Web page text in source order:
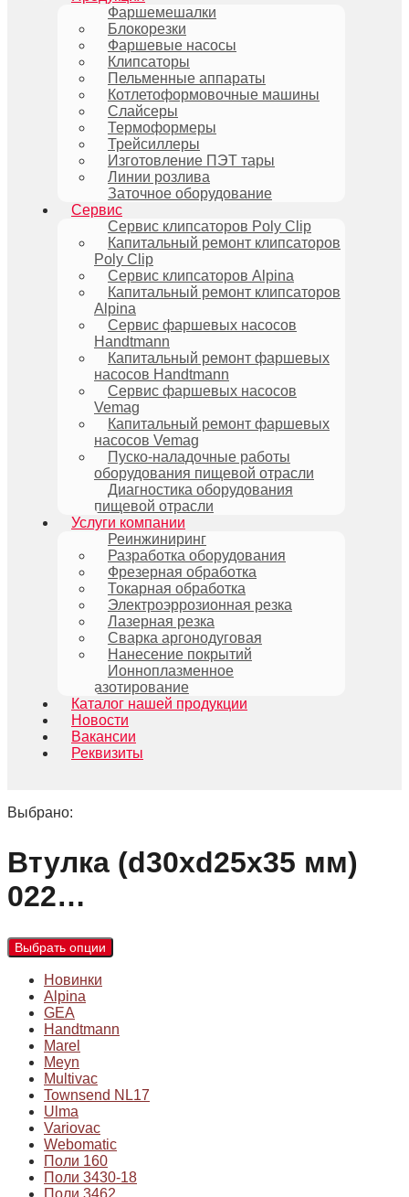
Фаршемешалки
Блокорезки
Фаршевые насосы
Клипсаторы
Пельменные аппараты
Котлетоформовочные машины
Слайсеры
Термоформеры
Трейсиллеры
Изготовление ПЭТ тары
Линии розлива
Заточное оборудование
Сервис
Сервис клипсаторов Poly Clip
Капитальный ремонт клипсаторов
Poly Clip
Сервис клипсаторов Alpina
Капитальный ремонт клипсаторов
Alpina
Сервис фаршевых насосов
Handtmann
Капитальный ремонт фаршевых
насосов Handtmann
Сервис фаршевых насосов
Vemag
Капитальный ремонт фаршевых
насосов Vemag
Пуско-наладочные работы
оборудования пищевой отрасли
Диагностика оборудования
пищевой отрасли
Услуги компании
Реинжиниринг
Разработка оборудования
Фрезерная обработка
Токарная обработка
Электроэррозионная резка
Лазерная резка
Сварка аргонодуговая
Нанесение покрытий
Ионноплазменное
азотирование
Каталог нашей продукции
Новости
Вакансии
Реквизиты
Выбрано:
Втулка (d30xd25x35 мм)
022…
Выбрать опции
Новинки
Alpina
GEA
Handtmann
Marel
Meyn
Multivac
Townsend NL17
Ulma
Variovac
Webomatic
Поли 160
Поли 3430-18
Поли 3462